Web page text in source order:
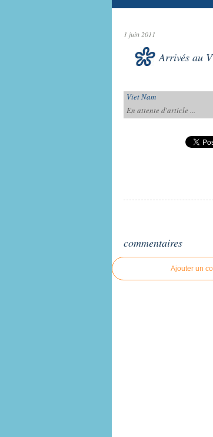
1 juin 2011
Arrivés au
Viet Nam
En attente d'article ...
commentaires
Ajouter un